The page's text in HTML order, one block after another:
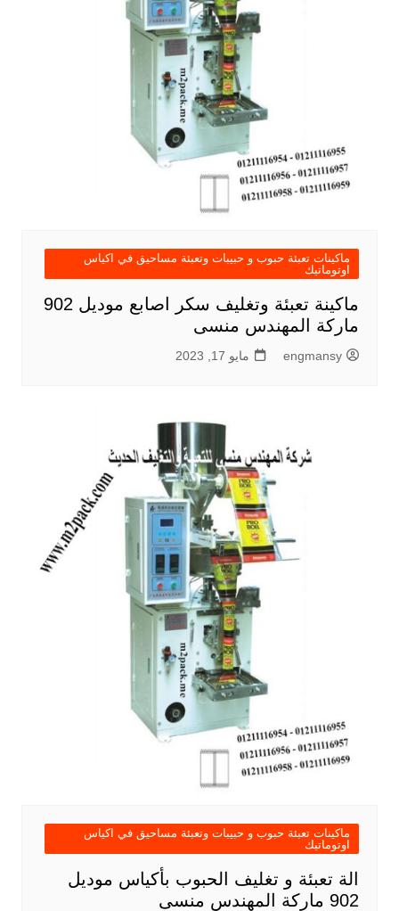
ماكينات تعبئة حبوب و حبيبات وتعبئة مساحيق في اكياس
اوتوماتيك
ماكينة تعبئة وتغليف سكر اصابع موديل 902
ماركة المهندس منسى
engmansy مايو 17, 2023
ماكينات تعبئة حبوب و حبيبات وتعبئة مساحيق في اكياس
اوتوماتيك
الة تعبئة و تغليف الحبوب بأكياس موديل
902 ماركة المهندس منسى